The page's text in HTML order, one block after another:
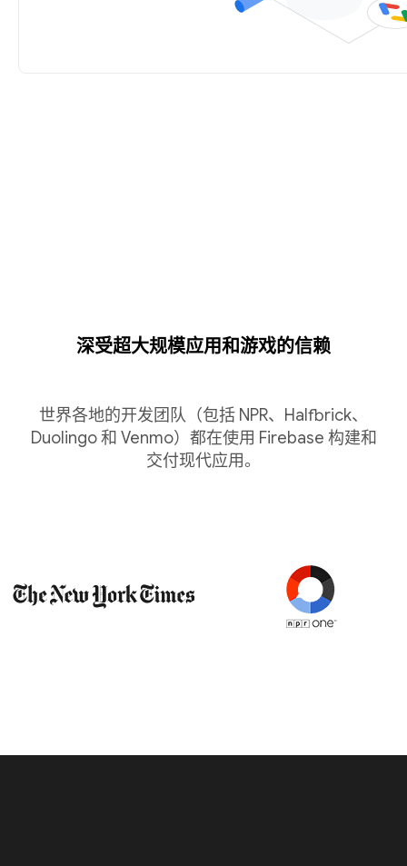
深受超大规模应用和游戏的信赖
世界各地的开发团队（包括 NPR、Halfbrick、
Duolingo 和 Venmo）都在使用 Firebase 构建和
交付现代应用。